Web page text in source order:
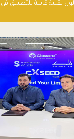
تقنية قابلة للتطبيق